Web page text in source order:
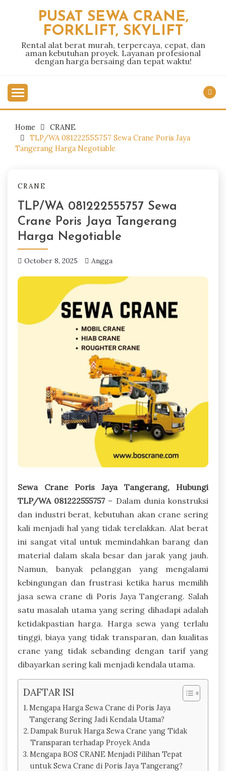
PUSAT SEWA CRANE,
FORKLIFT, SKYLIFT
Rental alat berat murah, terpercaya, cepat, dan
aman kebutuhan proyek. Layanan profesional
dengan harga bersaing dan tepat waktu!
Home
CRANE
TLP/WA 081222555757 Sewa Crane Poris Jaya
Tangerang Harga Negotiable
CRANE
TLP/WA 081222555757 Sewa
Crane Poris Jaya Tangerang
Harga Negotiable
October 8, 2025 Angga
Sewa Crane Poris Jaya Tangerang, Hubungi
TLP/WA 081222555757– Dalam dunia konstruksi
dan industri berat, kebutuhan akan crane sering
kali menjadi hal yang tidak terelakkan. Alat berat
ini sangat vital untuk memindahkan barang dan
material dalam skala besar dan jarak yang jauh.
Namun, banyak pelanggan yang mengalami
kebingungan dan frustrasi ketika harus memilih
jasa sewa crane di Poris Jaya Tangerang. Salah
satu masalah utama yang sering dihadapi adalah
ketidakpastian harga. Harga sewa yang terlalu
tinggi, biaya yang tidak transparan, dan kualitas
crane yang tidak sebanding dengan tarif yang
dibayarkan sering kali menjadi kendala utama.
DAFTAR ISI
Mengapa Harga Sewa Crane di Poris Jaya
Tangerang Sering Jadi Kendala Utama?
Dampak Buruk Harga Sewa Crane yang Tidak
Transparan terhadap Proyek Anda
Mengapa BOS CRANE Menjadi Pilihan Tepat
untuk Sewa Crane di Poris Jaya Tangerang?